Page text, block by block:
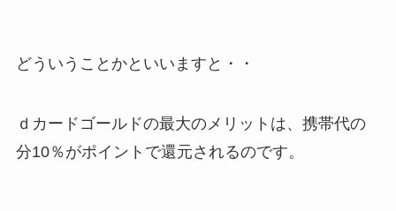
どういうことかといいますと・・
ｄカードゴールドの最大のメリットは、携帯代の
分10％がポイントで還元されるのです。